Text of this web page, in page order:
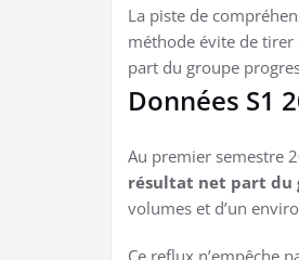
La piste de
méthode évite de
part du groupe
Données S1
Au premier semestre
résultat net part du
volumes et d’un
Ce reflux n’empêche